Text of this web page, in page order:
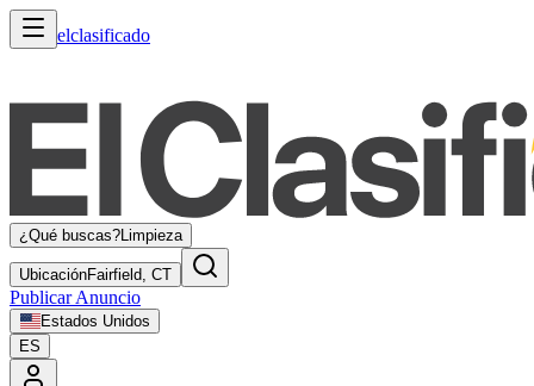
elclasificado
¿Qué buscas?Limpieza
UbicaciónFairfield, CT
Publicar Anuncio
Estados Unidos
ES